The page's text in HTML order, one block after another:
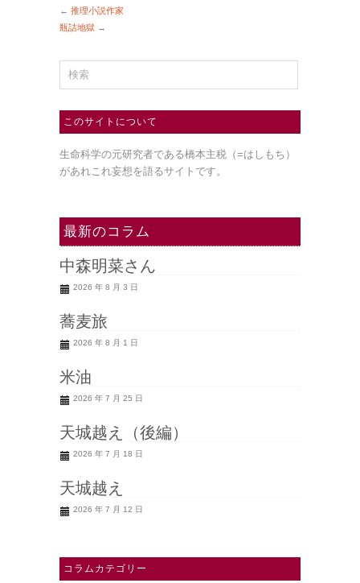
← 推理小説作家
瓶詰地獄 →
このサイトについて
生命科学の元研究者である橋本主税（=はしもち）
があれこれ妄想を語るサイトです。
最新のコラム
中森明菜さん
2026 年 8 月 3 日
蕎麦旅
2026 年 8 月 1 日
米油
2026 年 7 月 25 日
天城越え（後編）
2026 年 7 月 18 日
天城越え
2026 年 7 月 12 日
コラムカテゴリー